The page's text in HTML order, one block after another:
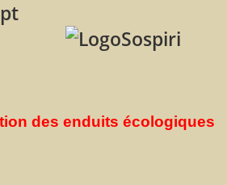
des enduits écologiques